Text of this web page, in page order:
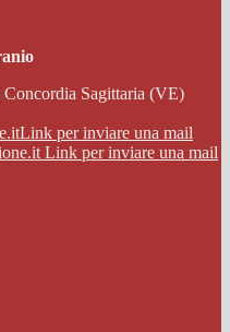
Sagittaria (VE)
Link per inviare una mail
Link per inviare una mail